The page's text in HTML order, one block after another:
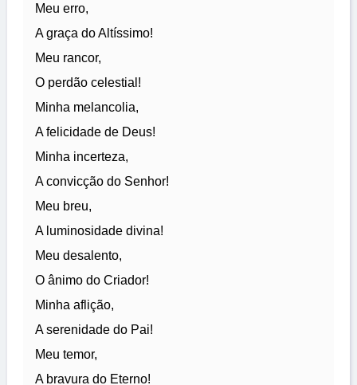
Meu erro,
A graça do Altíssimo!
Meu rancor,
O perdão celestial!
Minha melancolia,
A felicidade de Deus!
Minha incerteza,
A convicção do Senhor!
Meu breu,
A luminosidade divina!
Meu desalento,
O ânimo do Criador!
Minha aflição,
A serenidade do Pai!
Meu temor,
A bravura do Eterno!